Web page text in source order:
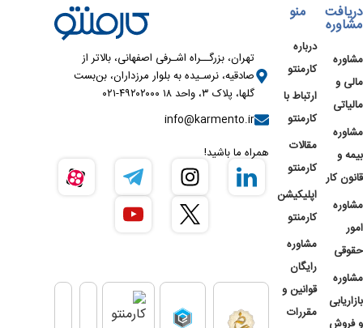
دریافت
مشاوره
مشاوره
مالی و
مالیاتی
مشاوره
بیمه و
قانون کار
مشاوره
امور
حقوقی
مشاوره
بازاریابی
و فروش
منو
درباره
کارمنتو
ارتباط با
کارمنتو
مقالات
کارمنتو
اپلیکیشن
کارمنتو
مشاوره
رایگان
قوانین و
مقررات
تهران، بزرگــراه اشـرفی اصفهانی، بالاتر از
صادقیه، نرسـیده به بلوار مرزداران، بن‌بست
گلها، پلاک ۳، واحد ۱۸ ۴۹۲۰۲۰۰۰-۰۲۱
info@karmento.ir
همراه ما باشید!